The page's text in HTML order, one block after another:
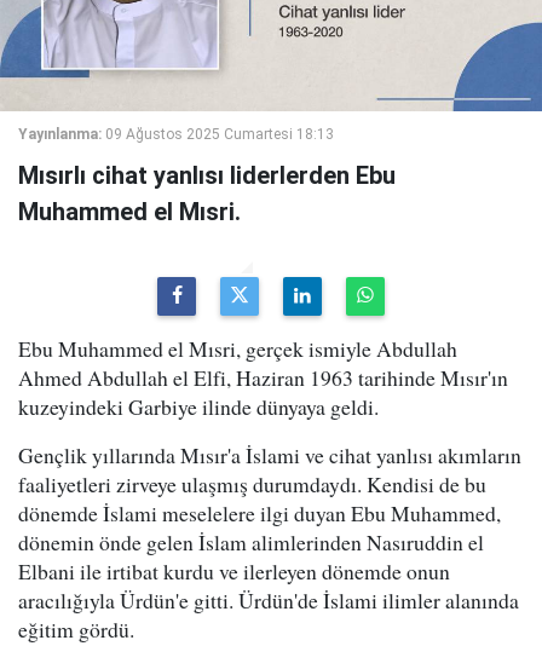
Yayınlanma: 09 Ağustos 2025 Cumartesi 18:13
Mısırlı cihat yanlısı liderlerden Ebu
Muhammed el Mısri.
Ebu Muhammed el Mısri, gerçek ismiyle Abdullah
Ahmed Abdullah el Elfi, Haziran 1963 tarihinde Mısır'ın
kuzeyindeki Garbiye ilinde dünyaya geldi.
Gençlik yıllarında Mısır'a İslami ve cihat yanlısı akımların
faaliyetleri zirveye ulaşmış durumdaydı. Kendisi de bu
dönemde İslami meselelere ilgi duyan Ebu Muhammed,
dönemin önde gelen İslam alimlerinden Nasıruddin el
Elbani ile irtibat kurdu ve ilerleyen dönemde onun
aracılığıyla Ürdün'e gitti. Ürdün'de İslami ilimler alanında
eğitim gördü.